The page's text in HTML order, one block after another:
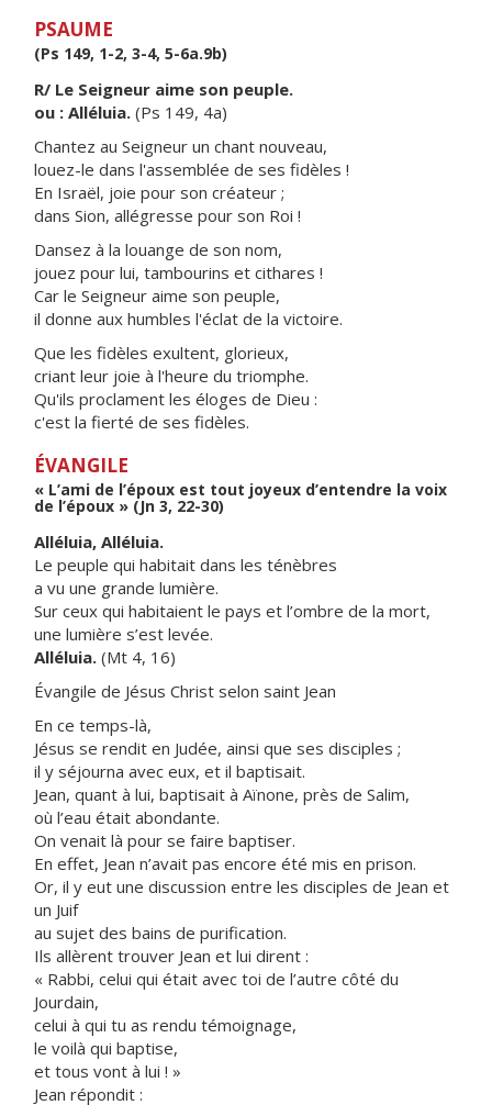
PSAUME
(Ps 149, 1-2, 3-4, 5-6a.9b)
R/ Le Seigneur aime son peuple.
ou : Alléluia. (Ps 149, 4a)
Chantez au Seigneur un chant nouveau,
louez-le dans l'assemblée de ses fidèles !
En Israël, joie pour son créateur ;
dans Sion, allégresse pour son Roi !
Dansez à la louange de son nom,
jouez pour lui, tambourins et cithares !
Car le Seigneur aime son peuple,
il donne aux humbles l'éclat de la victoire.
Que les fidèles exultent, glorieux,
criant leur joie à l'heure du triomphe.
Qu'ils proclament les éloges de Dieu :
c'est la fierté de ses fidèles.
ÉVANGILE
« L’ami de l’époux est tout joyeux d’entendre la voix
de l’époux » (Jn 3, 22-30)
Alléluia, Alléluia.
Le peuple qui habitait dans les ténèbres
a vu une grande lumière.
Sur ceux qui habitaient le pays et l’ombre de la mort,
une lumière s’est levée.
Alléluia. (Mt 4, 16)
Évangile de Jésus Christ selon saint Jean
En ce temps-là,
Jésus se rendit en Judée, ainsi que ses disciples ;
il y séjourna avec eux, et il baptisait.
Jean, quant à lui, baptisait à Aïnone, près de Salim,
où l’eau était abondante.
On venait là pour se faire baptiser.
En effet, Jean n’avait pas encore été mis en prison.
Or, il y eut une discussion entre les disciples de Jean et
un Juif
au sujet des bains de purification.
Ils allèrent trouver Jean et lui dirent :
« Rabbi, celui qui était avec toi de l’autre côté du
Jourdain,
celui à qui tu as rendu témoignage,
le voilà qui baptise,
et tous vont à lui ! »
Jean répondit :